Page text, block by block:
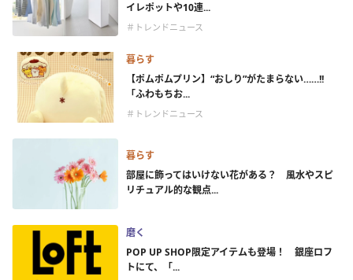
イレポットや10連...
＃トレンドニュース
暮らす
【ポムポムプリン】“おしり”がたまらない……!!
「ふわもちお...
＃トレンドニュース
暮らす
部屋に飾ってはいけない花がある？ 風水やスピ
リチュアル的な観点...
磨く
POP UP SHOP限定アイテムも登場！ 銀座ロフ
トにて、「...